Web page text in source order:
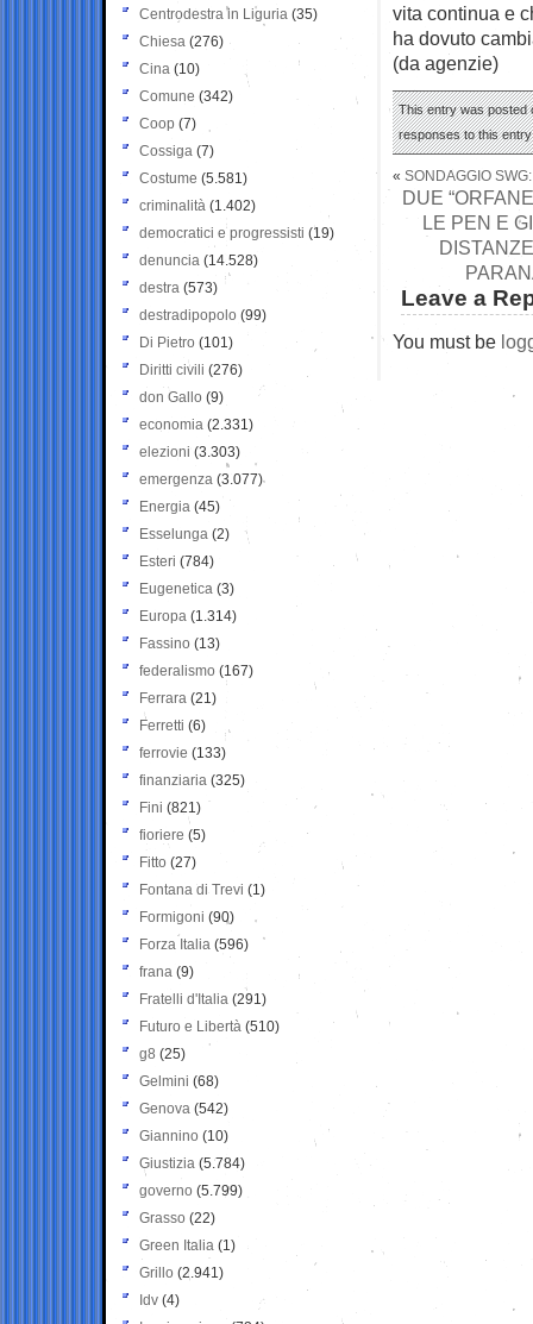
vita continua e
ha dovuto
(da agenzie)
This entry was posted
responses to this
« SONDAGGIO
DUE
LE PEN E
Leave a
You must be
Centrodestra in Liguria (35)
Chiesa (276)
Cina (10)
Comune (342)
Coop (7)
Cossiga (7)
Costume (5.581)
criminalità (1.402)
democratici e progressisti (19)
denuncia (14.528)
destra (573)
destradipopolo (99)
Di Pietro (101)
Diritti civili (276)
don Gallo (9)
economia (2.331)
elezioni (3.303)
emergenza (3.077)
Energia (45)
Esselunga (2)
Esteri (784)
Eugenetica (3)
Europa (1.314)
Fassino (13)
federalismo (167)
Ferrara (21)
Ferretti (6)
ferrovie (133)
finanziaria (325)
Fini (821)
fioriere (5)
Fitto (27)
Fontana di Trevi (1)
Formigoni (90)
Forza Italia (596)
frana (9)
Fratelli d'Italia (291)
Futuro e Libertà (510)
g8 (25)
Gelmini (68)
Genova (542)
Giannino (10)
Giustizia (5.784)
governo (5.799)
Grasso (22)
Green Italia (1)
Grillo (2.941)
Idv (4)